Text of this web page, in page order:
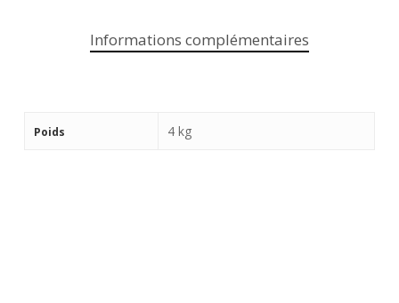
Informations complémentaires
Poids 4 kg